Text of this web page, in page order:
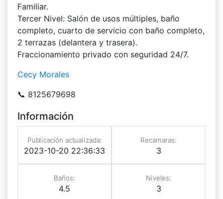
Familiar.
Tercer Nivel: Salón de usos múltiples, baño
completo, cuarto de servicio con baño completo,
2 terrazas (delantera y trasera).
Fraccionamiento privado con seguridad 24/7.
Cecy Morales
📞 8125679698
Información
Publicación actualizada:
2023-10-20 22:36:33
Recamaras:
3
Baños:
4.5
Niveles:
3